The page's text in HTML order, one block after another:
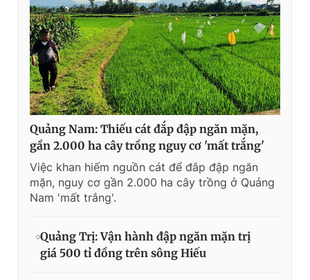
Quảng Nam: Thiếu cát đắp đập ngăn mặn,
gần 2.000 ha cây trồng nguy cơ 'mất trắng'
Việc khan hiếm nguồn cát để đắp đập ngăn
mặn, nguy cơ gần 2.000 ha cây trồng ở Quảng
Nam 'mất trắng'.
Quảng Trị: Vận hành đập ngăn mặn trị
giá 500 tỉ đồng trên sông Hiếu